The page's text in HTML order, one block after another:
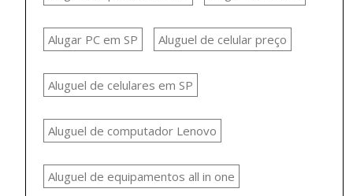
Alugar PC em SP Aluguel de celular preço
Aluguel de celulares em SP
Aluguel de computador Lenovo
Aluguel de equipamentos all in one